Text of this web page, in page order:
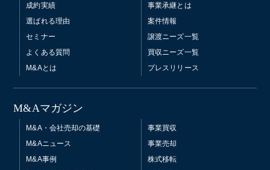
成約実績
選ばれる理由
セミナー
よくある質問
M&Aとは
事業承継とは
案件情報
譲渡ニーズ一覧
買収ニーズ一覧
プレスリリース
M&Aマガジン
M&A・会社売却の基礎
M&Aニュース
M&A事例
事業買収
事業売却
株式移転